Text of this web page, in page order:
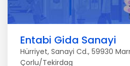
Entabi Gida Sanayi
Hürriyet, Sanayi Cd., 59930
Çorlu/Tekirdag